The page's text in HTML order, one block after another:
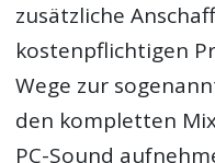
zusätzliche
kostenpflichtigen
Wege zur
den kompletten
PC-Sound